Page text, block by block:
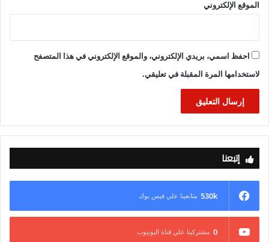
توسعات محطة الرفع الرئيسية 3200 م2، وهي عبارة عن بيارة بعدد
4 طلمبات، ومبنى محولات، ولوحة توزيع، ومبنى المولد.
الموقع الإلكتروني
احفظ اسمي، بريدي الإلكتروني، والموقع الإلكتروني في هذا المتصفح
لاستخدامها المرة المقبلة في تعليقي.
إتبعنا
530k متابعينا علي فيس بوك
0 مشتركينا علي قناة اليوتيوب